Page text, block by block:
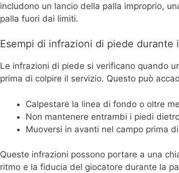
includono un lancio della palla improprio,
palla fuori dai limiti.
Esempi di infrazioni di piede durante
Le infrazioni di piede si verificano quando
prima di colpire il servizio. Questo può
Calpestare la linea di fondo o oltre
Non mantenere entrambi i piedi
Muoversi in avanti nel campo prima
Queste infrazioni possono portare a una
ritmo e la fiducia del giocatore durante la